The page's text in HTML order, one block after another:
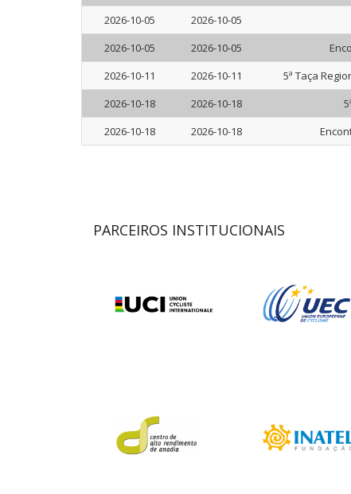
2026-10-05
2026-10-05
2026-10-05
2026-10-05
2026-10-11
2026-10-11 5ª Taça
2026-10-18
2026-10-18
2026-10-18
2026-10-18
PARCEIROS INSTITUCIONAIS